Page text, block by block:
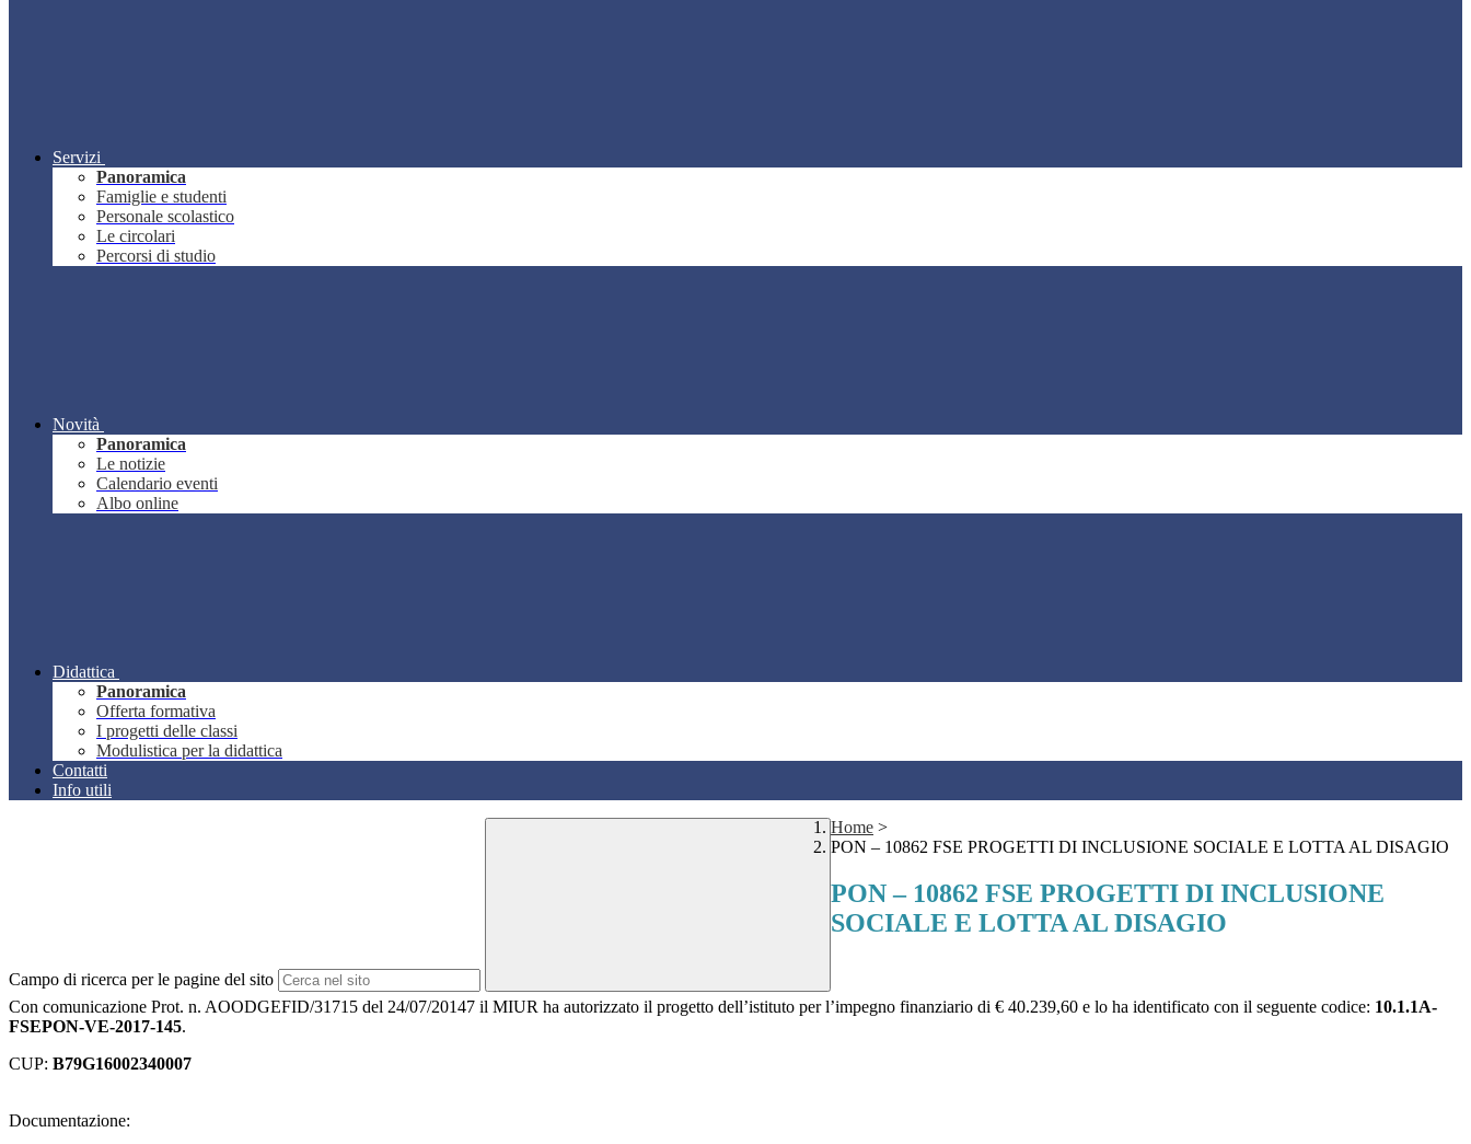
Servizi
Panoramica
Famiglie e studenti
Personale scolastico
Le circolari
Percorsi di studio
Novità
Panoramica
Le notizie
Calendario eventi
Albo online
Didattica
Panoramica
Offerta formativa
I progetti delle classi
Modulistica per la didattica
Contatti
Info utili
Campo di ricerca per le pagine del sito
Home >
PON – 10862 FSE PROGETTI DI INCLUSIONE SOCIALE E LOTTA AL DISAGIO
PON – 10862 FSE PROGETTI DI INCLUSIONE
SOCIALE E LOTTA AL DISAGIO
Con comunicazione Prot. n. AOODGEFID/31715 del 24/07/20147 il MIUR ha autorizzato il progetto dell’istituto per l’impegno finanziario di € 40.239,60 e lo ha identificato con il seguente codice: 10.1.1A-
FSEPON-VE-2017-145.
CUP: B79G16002340007
Documentazione: